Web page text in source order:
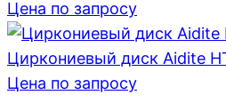
Цена по запросу
Циркониевый диск Aidite
Цена по запросу